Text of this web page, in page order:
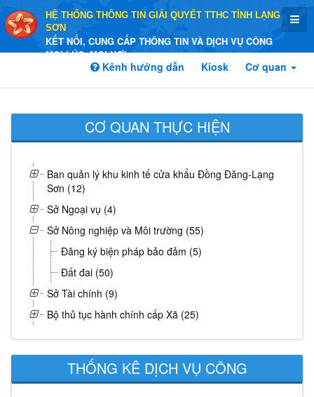
HỆ THỐNG THÔNG TIN GIẢI QUYẾT TTHC TỈNH LẠNG
SƠN
KẾT NỐI, CUNG CẤP THÔNG TIN VÀ DỊCH VỤ CÔNG
MỌI LÚC, MỌI NƠI
Kênh hướng dẫn Kiosk Cơ quan
CƠ QUAN THỰC HIỆN
Ban quản lý khu kinh tế cửa khẩu Đồng Đăng-Lạng
Sơn (12)
Sở Ngoại vụ (4)
Sở Nông nghiệp và Môi trường (55)
Đăng ký biện pháp bảo đảm (5)
Đất đai (50)
Sở Tài chính (9)
Bộ thủ tục hành chính cấp Xã (25)
THỐNG KÊ DỊCH VỤ CÔNG